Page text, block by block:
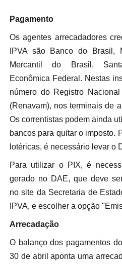
Pagamento
Os agentes arrecadadores
IPVA são Banco do Brasil,
Mercantil do Brasil,
Econômica Federal. Nestas
número do Registro
(Renavam), nos terminais de
Os correntistas podem ainda
bancos para quitar o imposto.
lotéricas, é necessário levar o
Para utilizar o PIX, é
gerado no DAE, que deve
no site da Secretaria de
IPVA, e escolher a opção
Arrecadação
O balanço dos pagamentos
30 de abril aponta uma